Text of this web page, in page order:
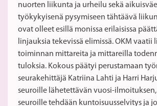
nuorten liikunta ja urheilu sekä
työkykyisenä pysymiseen tähtäävä
ovat olleet esillä monissa erilaisissa
linjauksia tekevissä elimissä. OKM vaatii
toiminnan mittareita ja mittareilla
tuloksia. Kokous päätyi perustamaan
seurakehittäjä Katriina Lahti ja Harri
seuroille lähetettävän vuosi-
seuroille tehdään kuntoisuusselvitys ja